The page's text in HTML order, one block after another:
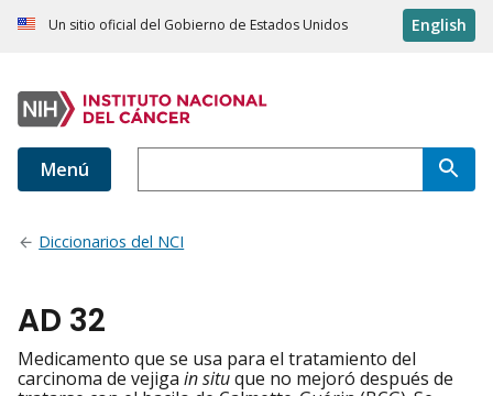
Un sitio oficial del Gobierno de Estados Unidos English
Menú
Diccionarios del NCI
AD 32
Medicamento que se usa para el tratamiento del
carcinoma de vejiga in situque no mejoró después de